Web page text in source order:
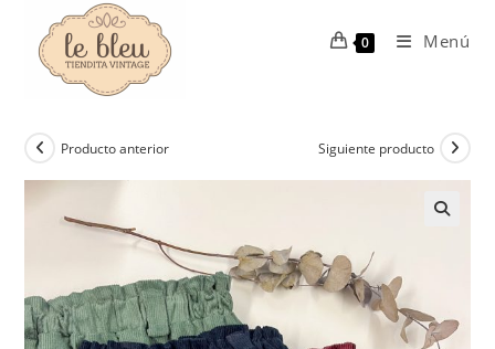
contenido
0 Menú
Producto anterior Siguiente producto